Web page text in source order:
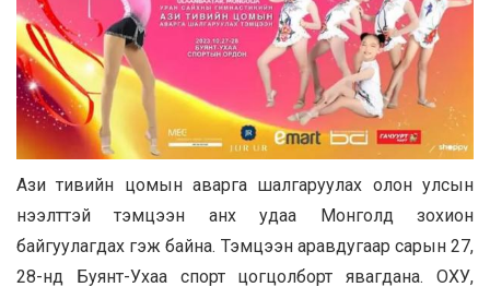
Ази тивийн цомын аварга шалгаруулах олон улсын
нээлттэй тэмцээн анх удаа Монголд зохион
байгуулагдах гэж байна. Тэмцээн аравдугаар сарын 27,
28-нд Буянт-Ухаа спорт цогцолборт явагдана. ОХУ,